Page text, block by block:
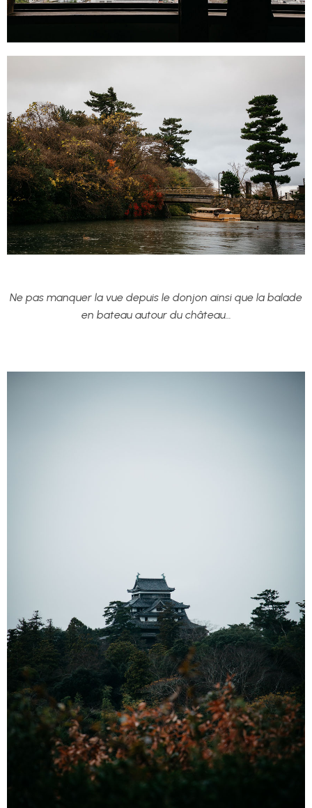
Ne pas manquer la vue depuis le donjon ainsi que la balade
en bateau autour du château…